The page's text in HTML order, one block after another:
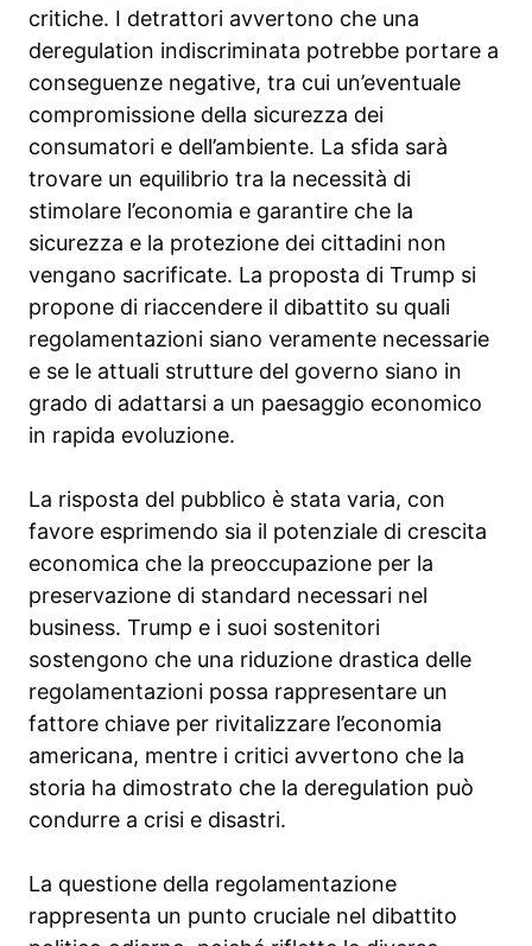
critiche. I detrattori avvertono che una
deregulation indiscriminata potrebbe portare a
conseguenze negative, tra cui un’eventuale
compromissione della sicurezza dei
consumatori e dell’ambiente. La sfida sarà
trovare un equilibrio tra la necessità di
stimolare l’economia e garantire che la
sicurezza e la protezione dei cittadini non
vengano sacrificate. La proposta di Trump si
propone di riaccendere il dibattito su quali
regolamentazioni siano veramente necessarie
e se le attuali strutture del governo siano in
grado di adattarsi a un paesaggio economico
in rapida evoluzione.
La risposta del pubblico è stata varia, con
favore esprimendo sia il potenziale di crescita
economica che la preoccupazione per la
preservazione di standard necessari nel
business. Trump e i suoi sostenitori
sostengono che una riduzione drastica delle
regolamentazioni possa rappresentare un
fattore chiave per rivitalizzare l’economia
americana, mentre i critici avvertono che la
storia ha dimostrato che la deregulation può
condurre a crisi e disastri.
La questione della regolamentazione
rappresenta un punto cruciale nel dibattito